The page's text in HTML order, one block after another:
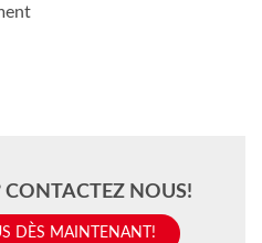
CONTACTEZ NOUS!
DÈS MAINTENANT!